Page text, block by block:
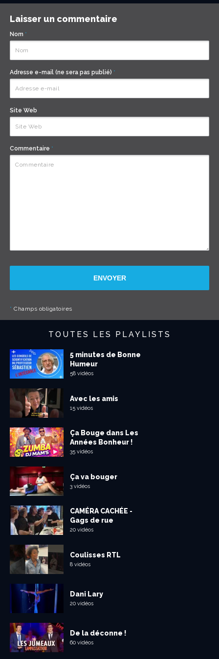
Laisser un commentaire
Nom *
Adresse e-mail (ne sera pas publié) *
Site Web
Commentaire *
ENVOYER
* Champs obligatoires
TOUTES LES PLAYLISTS
5 minutes de Bonne
Humeur
58 vidéos
Avec les amis
15 vidéos
Ça Bouge dans Les
Années Bonheur !
35 vidéos
Ça va bouger
3 vidéos
CAMÉRA CACHÉE -
Gags de rue
20 vidéos
Coulisses RTL
8 vidéos
Dani Lary
20 vidéos
De la déconne !
60 vidéos